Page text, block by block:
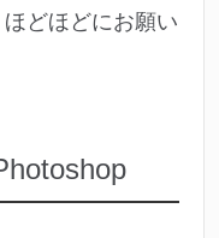
どほどにお願い